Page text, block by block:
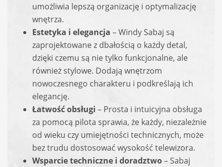
umożliwia lepszą organizację i optymalizację
wnętrza.
Estetyka i elegancja – Windy Sabaj są
zaprojektowane z dbałością o każdy detal,
dzięki czemu są nie tylko funkcjonalne, ale
również stylowe. Dodają wnętrzom
nowoczesnego charakteru i podkreślają ich
elegancję.
Łatwość obsługi – Prosta i intuicyjna obsługa
za pomocą pilota sprawia, że każdy, niezależnie
od wieku czy umiejętności technicznych, może
bez trudu dostosować wysokość telewizora.
Wsparcie techniczne i doradztwo– Sabaj